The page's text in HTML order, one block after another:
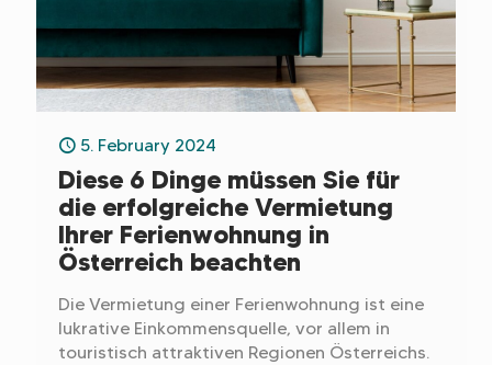
5. February 2024
Diese 6 Dinge müssen Sie für
die erfolgreiche Vermietung
Ihrer Ferienwohnung in
Österreich beachten
Die Vermietung einer Ferienwohnung ist eine
lukrative Einkommensquelle, vor allem in
touristisch attraktiven Regionen Österreichs.